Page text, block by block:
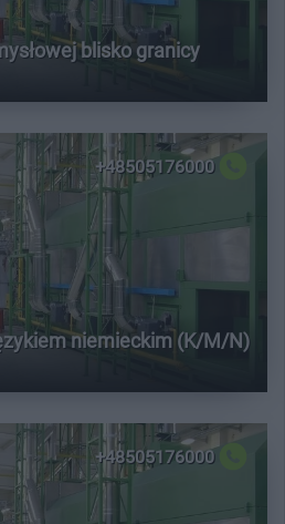
blisko granicy
+48505176000
niemieckim (K/M/N)
+48505176000